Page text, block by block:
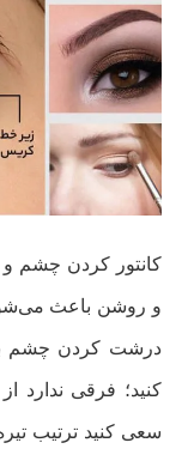
کانتور کردن چشم و
و روشن باعث
درشت کردن چشم
کنید؛ فرقی ندارد
سعی کنید ترتیب